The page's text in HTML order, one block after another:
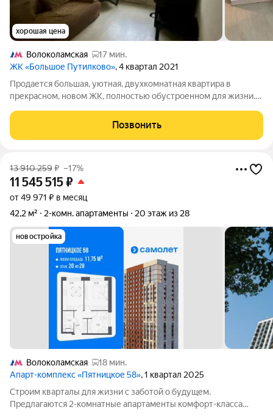
хорошая цена
Волоколамская
17 мин.
ЖК «Большое Путилково», 4 квартал 2021
Продается большая, уютная, двухкомнатная квартира в
прекрасном, новом ЖК, полностью обустроенном для жизни.
площадь 26,5 кв.м. комнаты, изолированные 13,5 и 13 кв.м.,
просторная кухня
Позвонить
13 910 259₽ –17%
11 545 515₽
от 49 971 ₽ в месяц
42,2 м²
2-комн. апартаменты 20 этаж из 28
новостройка
Волоколамская
18 мин.
Апарт-комплекс «Пятницкое 58», 1 квартал 2025
Строим кварталы для жизни с заботой о будущем.
Предлагаются 2-комнатные апартаменты комфорт-класса